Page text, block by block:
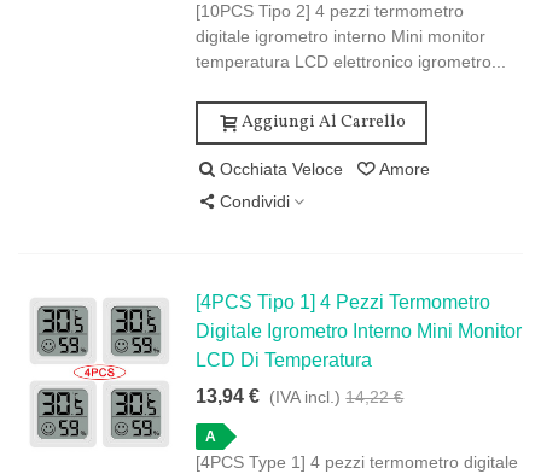
[10PCS Tipo 2] 4 pezzi termometro
digitale igrometro interno Mini monitor
temperatura LCD elettronico igrometro...
Aggiungi Al Carrello
Occhiata Veloce
Amore
Condividi
[4PCS Tipo 1] 4 Pezzi Termometro
Digitale Igrometro Interno Mini Monitor
LCD Di Temperatura
13,94 € (IVA incl.) 14,22 €
A
[4PCS Type 1] 4 pezzi termometro digitale